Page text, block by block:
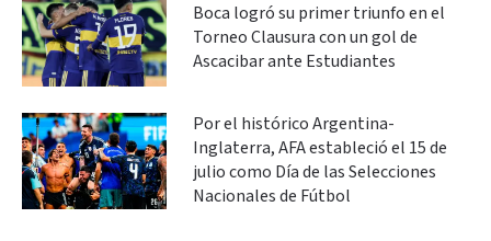
Boca logró su primer triunfo en el
Torneo Clausura con un gol de
Ascacibar ante Estudiantes
Por el histórico Argentina-
Inglaterra, AFA estableció el 15 de
julio como Día de las Selecciones
Nacionales de Fútbol